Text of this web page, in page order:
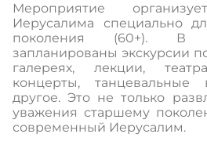
Мероприятие
Иерусалима специально
поколения (60+). В
запланированы экскурсии
галереях, лекции,
концерты,
другое. Это не только
уважения старшему
современный Иерусалим.